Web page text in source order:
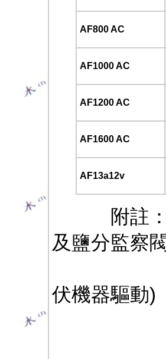
AF800 AC
AF1000 AC
AF1200 AC
AF1600 AC
AF13a12v
附註：
及鹽分監察
伏機器驅動)